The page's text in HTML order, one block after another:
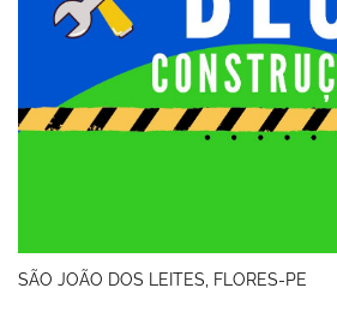
SÃO JOÃO DOS LEITES, FLORES-PE